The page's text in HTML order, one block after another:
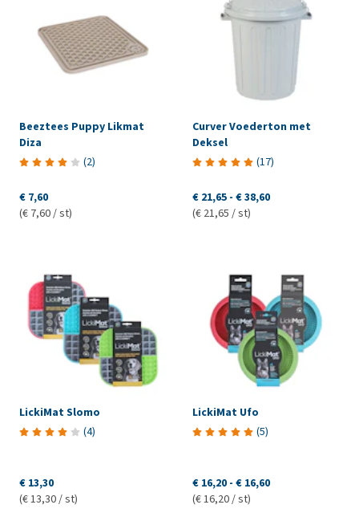
Beeztees Puppy Likmat
Diza
(2)
€ 7,60
(€ 7,60 / st)
Curver Voederton met
Deksel
(17)
€ 21,65 - € 38,60
(€ 21,65 / st)
LickiMat Slomo
(4)
€ 13,30
(€ 13,30 / st)
LickiMat Ufo
(5)
€ 16,20 - € 16,60
(€ 16,20 / st)